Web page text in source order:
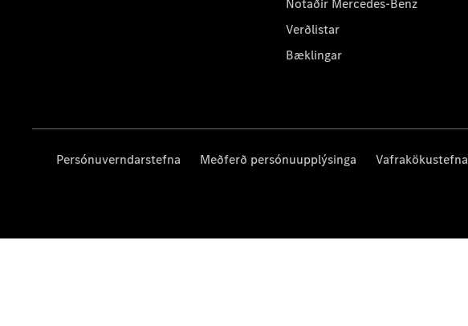
Notaðir Mercedes-Benz
Verðlistar
Bæklingar
Persónuverndarstefna Meðferð persónuupplýsinga Vafrakökustefna